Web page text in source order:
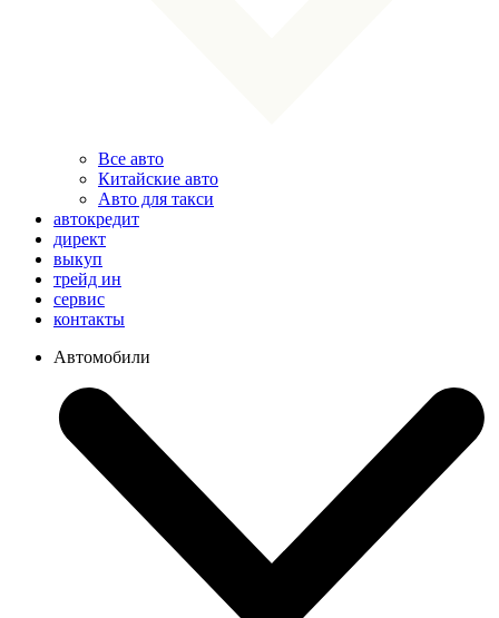
Все авто
Китайские авто
Авто для такси
автокредит
директ
выкуп
трейд ин
сервис
контакты
Автомобили